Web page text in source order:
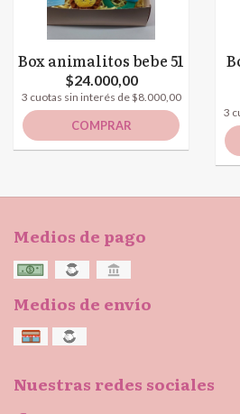
Box animalitos bebe 51
$24.000,00
3 cuotas sin interés de $8.000,00
COMPRAR
3
Medios de pago
Medios de envío
Nuestras redes sociales